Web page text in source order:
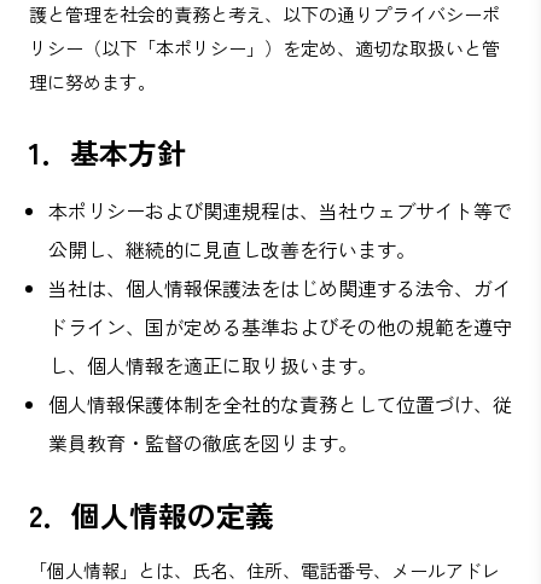
護と管理を社会的責務と考え、以下の通りプライバシーポ
リシー（以下「本ポリシー」）を定め、適切な取扱いと管
理に努めます。
1．基本方針
本ポリシーおよび関連規程は、当社ウェブサイト等で
公開し、継続的に見直し改善を行います。
当社は、個人情報保護法をはじめ関連する法令、ガイ
ドライン、国が定める基準およびその他の規範を遵守
し、個人情報を適正に取り扱います。
個人情報保護体制を全社的な責務として位置づけ、従
業員教育・監督の徹底を図ります。
2．個人情報の定義
「個人情報」とは、氏名、住所、電話番号、メールアドレ